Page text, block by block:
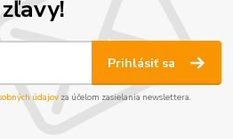
zľavy!
Prihlásiť sa
údajov za účelom zasielania newslettera.